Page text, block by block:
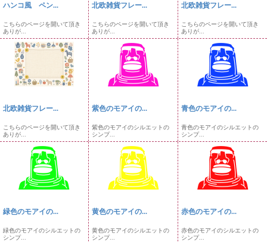
ハンコ風 ペン...
こちらのページを開いて頂き
ありが...
北欧雑貨フレー...
こちらのページを開いて頂き
ありが...
北欧雑貨フレー...
こちらのページを開いて頂き
ありが...
北欧雑貨フレー...
こちらのページを開いて頂き
ありが...
紫色のモアイの...
紫色のモアイのシルエットの
シンプ...
青色のモアイの...
青色のモアイのシルエットの
シンプ...
緑色のモアイの...
緑色のモアイのシルエットの
シンプ...
黄色のモアイの...
黄色のモアイのシルエットの
シンプ...
赤色のモアイの...
赤色のモアイのシルエットの
シンプ...